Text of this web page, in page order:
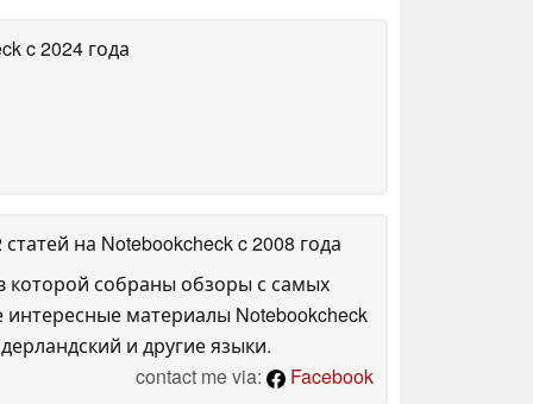
c 2024 года
статей на Notebookcheckc 2008 года
собраны обзоры с самых
материалы Notebookcheck
и другие языки.
contact me via:
Facebook